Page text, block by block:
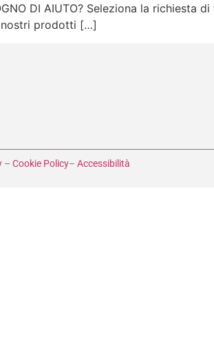
DI AIUTO? Seleziona la richiesta
nostri prodotti […]
– Cookie Policy– Accessibilità